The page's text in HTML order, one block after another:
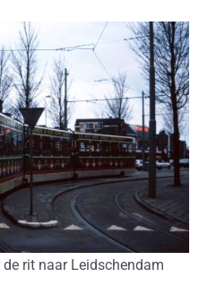
rit naar Leidschendam